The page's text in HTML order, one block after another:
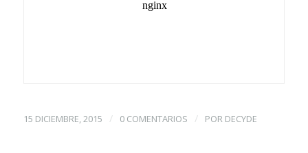
15 DICIEMBRE, 2015 / 0 COMENTARIOS / POR DECYDE